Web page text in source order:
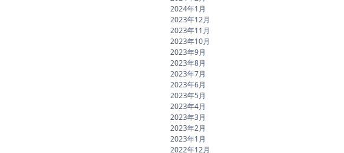
2024年1月
2023年12月
2023年11月
2023年10月
2023年9月
2023年8月
2023年7月
2023年6月
2023年5月
2023年4月
2023年3月
2023年2月
2023年1月
2022年12月